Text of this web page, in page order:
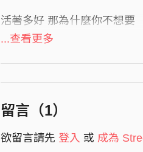
活著多好 那為什麼你不想要
死了多好 那為什麼你做不到
總是盲目的相信著什麼
相信有一天能夠快樂
把全部都塗成黑色
對世界有錯誤的隔閡
...查看更多
留言（1）
欲留言請先 登入 或 成為